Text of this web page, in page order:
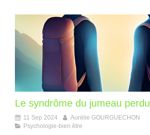
Le syndrôme du jumeau perdu
11 Sep 2024
Aurélie GOURGUECHON
Psychologie-bien être